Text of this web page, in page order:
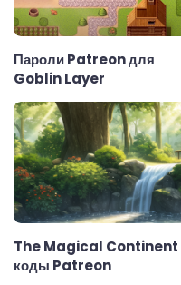
Пароли Patreon для
Goblin Layer
The Magical Continent
коды Patreon